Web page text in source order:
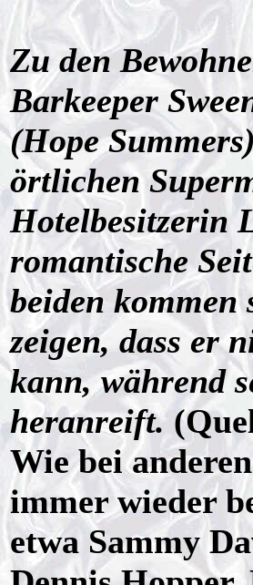
Zu den
Barkeeper
(Hope
örtlichen
Hotelbesitzerin
romantische
beiden kommen
zeigen, dass er
kann, während
heranreift.
Wie bei
immer wieder
etwa Sammy